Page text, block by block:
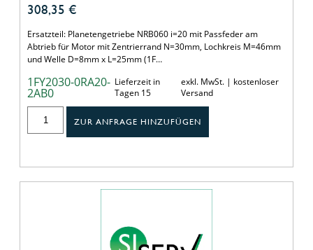
308,35 €
Ersatzteil: Planetengetriebe NRB060 i=20 mit Passfeder am
Abtrieb für Motor mit Zentrierrand N=30mm, Lochkreis M=46mm
und Welle D=8mm x L=25mm (1F…
1FY2030-0RA20-
2AB0
Lieferzeit in
Tagen 15
exkl. MwSt. | kostenloser
Versand
ZUR ANFRAGE HINZUFÜGEN